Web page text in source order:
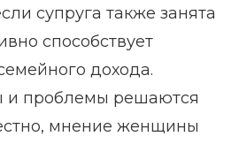
супруга также занята
способствует
дохода.
и проблемы решаются
мнение женщины